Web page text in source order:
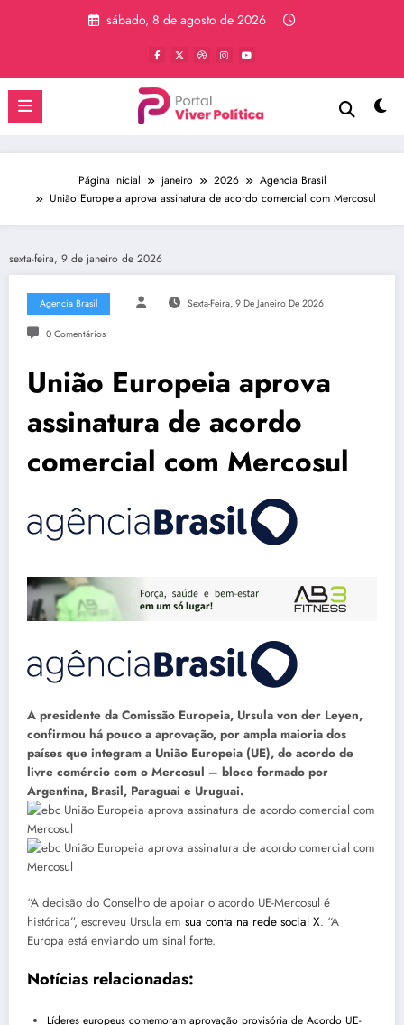
sábado, 8 de agosto de 2026
Página inicial janeiro 2026
Agencia Brasil
União Europeia aprova assinatura de acordo comercial com Mercosul
sexta-feira, 9 de janeiro de 2026
Agencia Brasil Sexta-Feira, 9 De Janeiro De 2026
0 Comentários
União Europeia aprova
assinatura de acordo
comercial com Mercosul
A presidente da Comissão Europeia, Ursula von der Leyen,
confirmou há pouco a aprovação, por ampla maioria dos
países que integram a União Europeia (UE), do acordo de
livre comércio com o Mercosul – bloco formado por
Argentina, Brasil, Paraguai e Uruguai.
“A decisão do Conselho de apoiar o acordo UE-Mercosul é
histórica”, escreveu Ursula em sua conta na rede social X. “A
Europa está enviando um sinal forte.
Notícias relacionadas:
Líderes europeus comemoram aprovação provisória de Acordo UE-